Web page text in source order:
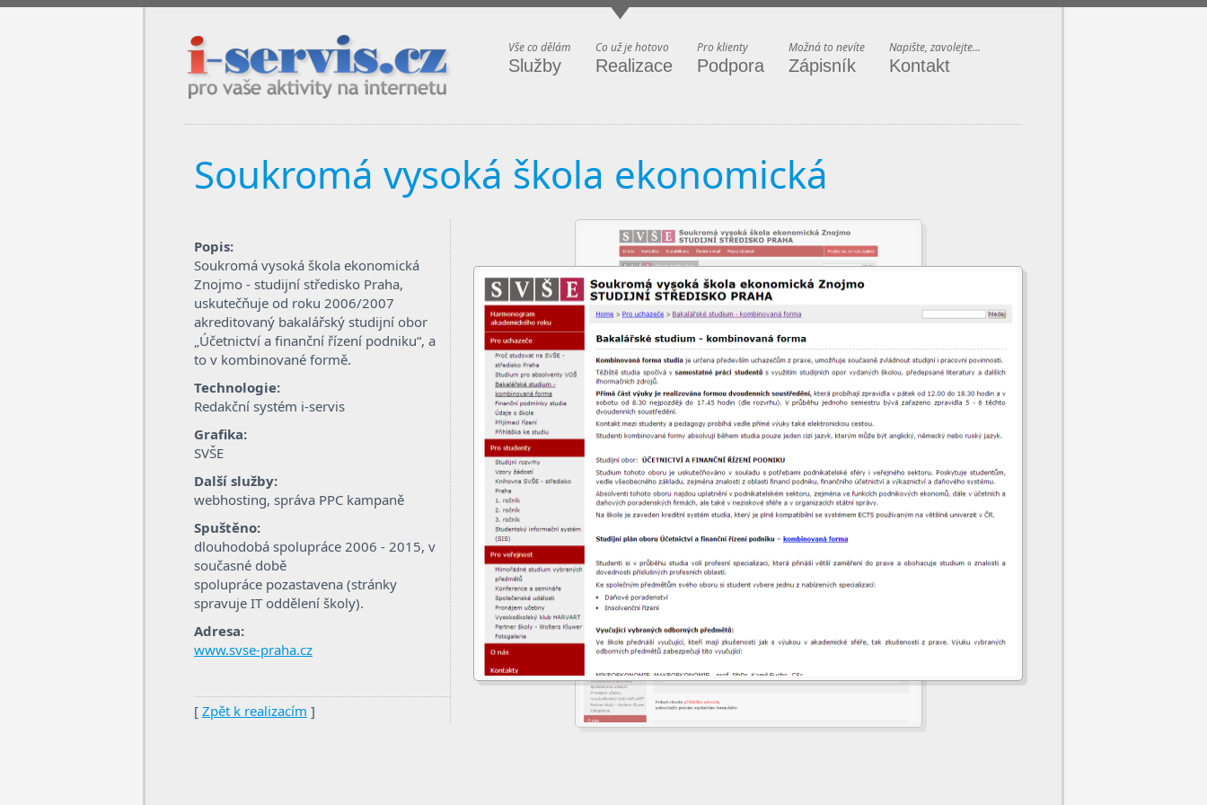
Vše co dělám
Služby
Co už je hotovo
Realizace
Pro klienty
Podpora
Možná to nevíte
Zápisník
Napište, zavolejte...
Kontakt
Soukromá vysoká škola ekonomická
Popis:
Soukromá vysoká škola ekonomická
Znojmo - studijní středisko Praha,
uskutečňuje od roku 2006/2007
akreditovaný bakalářský studijní obor
„Účetnictví a finanční řízení podniku“, a
to v kombinované formě.
Technologie:
Redakční systém i-servis
Grafika:
SVŠE
Další služby:
webhosting, správa PPC kampaně
Spuštěno:
dlouhodobá spolupráce 2006 - 2015, v
současné době
spolupráce pozastavena (stránky
spravuje IT oddělení školy).
Adresa:
www.svse-praha.cz
[ Zpět k realizacím ]